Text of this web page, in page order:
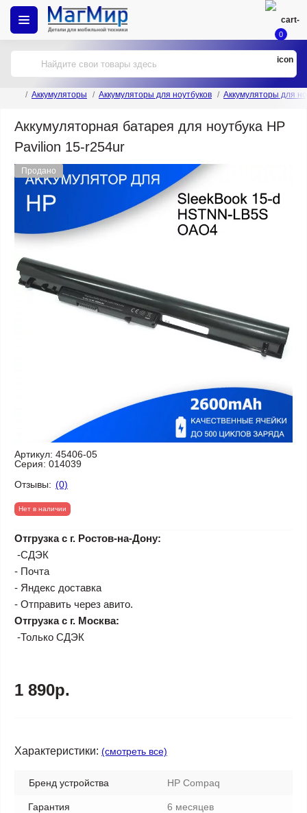
0
Аккумуляторы Аккумуляторы для ноутбуков Аккумуляторы для
Аккумуляторная батарея для ноутбука HP
Pavilion 15-r254ur
Продано
Артикул: 45406-05
Серия: 014039
Отзывы: (0)
Нет в наличии
Отгрузка с г. Ростов-на-Дону:
-СДЭК
- Почта
- Яндекс доставка
- Отправить через авито.
Отгрузка с г. Москва:
-Только СДЭК
1 890р.
Характеристики: (смотреть все)
Бренд устройства HP Compaq
Гарантия 6 месяцев